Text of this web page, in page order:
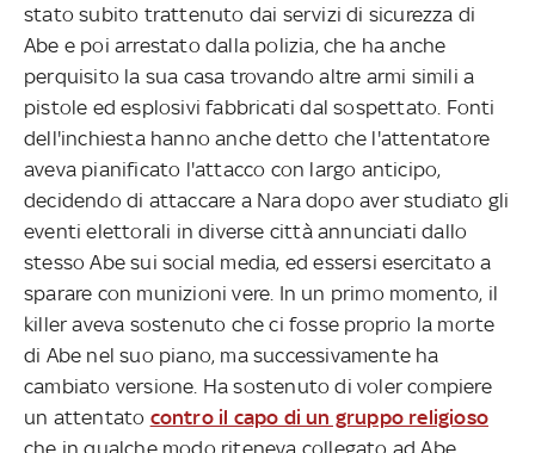
stato subito trattenuto dai servizi di sicurezza di
Abe e poi arrestato dalla polizia, che ha anche
perquisito la sua casa trovando altre armi simili a
pistole ed esplosivi fabbricati dal sospettato. Fonti
dell'inchiesta hanno anche detto che l'attentatore
aveva pianificato l'attacco con largo anticipo,
decidendo di attaccare a Nara dopo aver studiato gli
eventi elettorali in diverse città annunciati dallo
stesso Abe sui social media, ed essersi esercitato a
sparare con munizioni vere. In un primo momento, il
killer aveva sostenuto che ci fosse proprio la morte
di Abe nel suo piano, ma successivamente ha
cambiato versione. Ha sostenuto di voler compiere
un attentato contro il capo di un gruppo religioso
che in qualche modo riteneva collegato ad Abe.